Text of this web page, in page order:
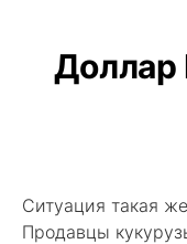
Доллар
Ситуация такая
Продавцы